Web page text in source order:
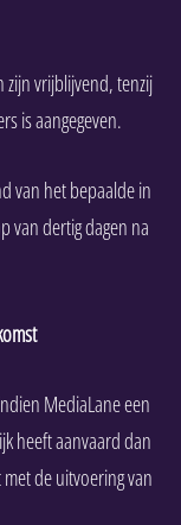
zijn vrijblijvend, tenzij
is aangegeven.
van het bepaalde in
van dertig dagen na
MediaLane een
heeft aanvaard dan
de uitvoering van